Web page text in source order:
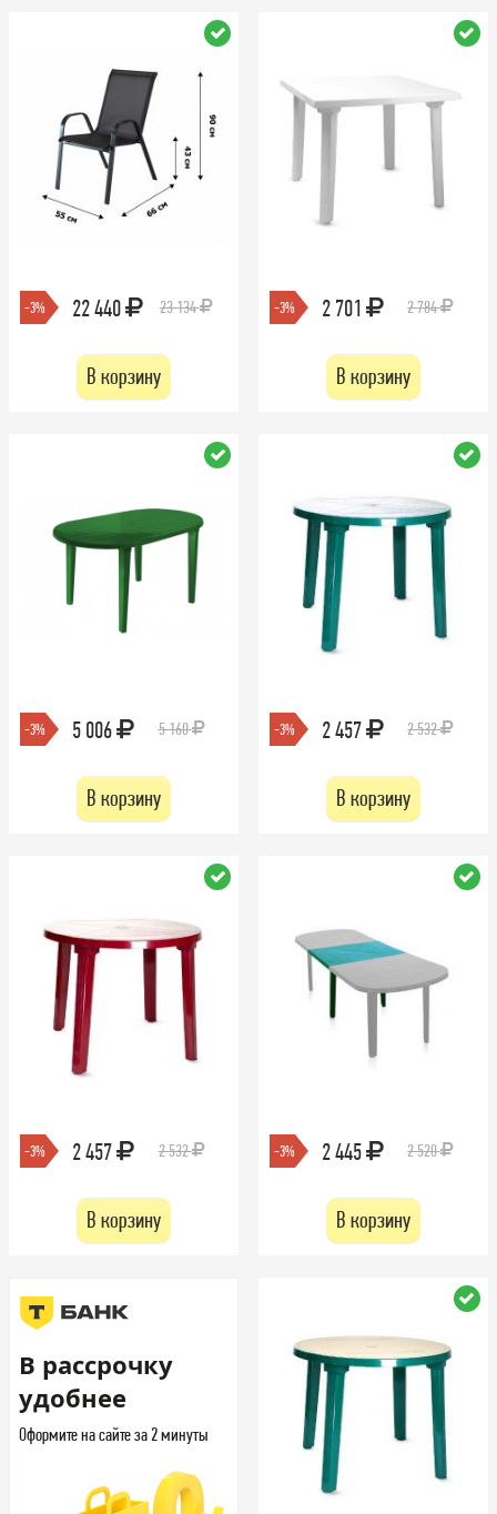
-3% 22 440 23 134
В корзину
-3% 2 701 2 784
В корзину
-3% 5 006 5 160
В корзину
-3% 2 457 2 532
В корзину
-3% 2 457 2 532
В корзину
-3% 2 445 2 520
В корзину
В рассрочку
удобнее
Оформите на сайте за 2 минуты